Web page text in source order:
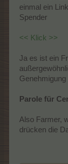
Kämpft um
einmal ein
Spender
<< Klick >>
Ja es ist ein
Parole für
Also Farmer,
drücken die